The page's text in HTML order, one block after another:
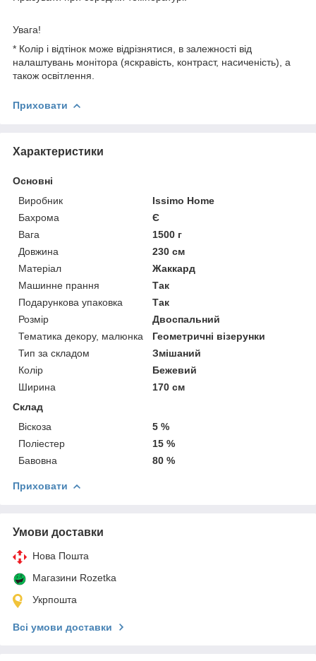
Увага!
* Колір і відтінок може відрізнятися, в залежності від
налаштувань монітора (яскравість, контраст, насиченість), а
також освітлення.
Приховати
Характеристики
Основні
Виробник
Issimo Home
Бахрома
Є
Вага
1500 г
Довжина
230 см
Матеріал
Жаккард
Машинне прання
Так
Подарункова упаковка
Так
Розмір
Двоспальний
Тематика декору, малюнка
Геометричні візерунки
Тип за складом
Змішаний
Колір
Бежевий
Ширина
170 см
Склад
Віскоза
5 %
Поліестер
15 %
Бавовна
80 %
Приховати
Умови доставки
Нова Пошта
Магазини Rozetka
Укрпошта
Всі умови доставки